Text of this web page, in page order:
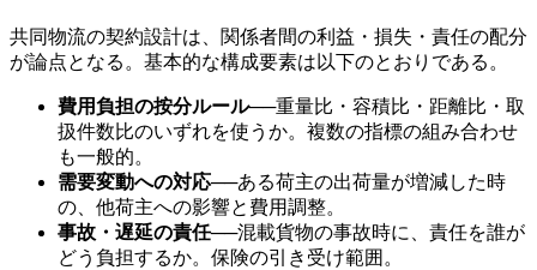
共同物流の契約設計は、関係者間の利益・損失・責任の配分
が論点となる。基本的な構成要素は以下のとおりである。
費用負担の按分ルール──重量比・容積比・距離比・取
扱件数比のいずれを使うか。複数の指標の組み合わせ
も一般的。
需要変動への対応──ある荷主の出荷量が増減した時
の、他荷主への影響と費用調整。
事故・遅延の責任──混載貨物の事故時に、責任を誰が
どう負担するか。保険の引き受け範囲。